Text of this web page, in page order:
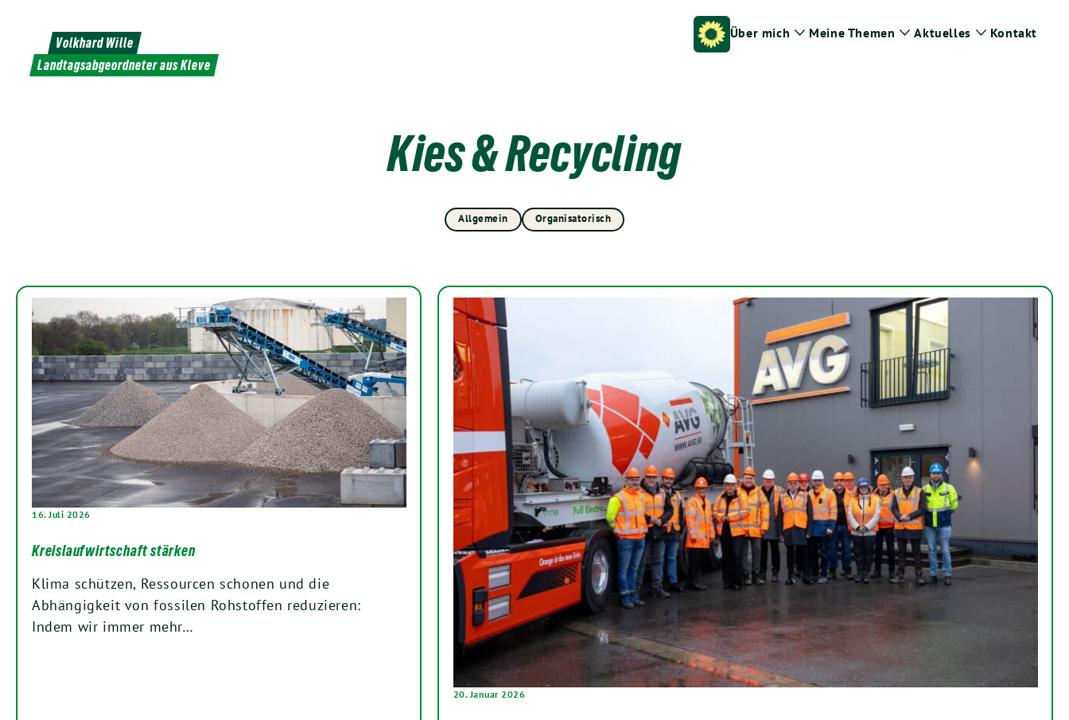
Inhalt
Volkhard Wille
Landtagsabgeordneter aus Kleve
Über mich
Zeige
Meine Themen
Zeige
Aktuelles Zeige
Kontakt
Kies & Recycling
Allgemein Organisatorisch
16. Juli 2026
Kreislaufwirtschaft stärken
Klima schützen, Ressourcen schonen und die
Abhängigkeit von fossilen Rohstoffen reduzieren:
Indem wir immer mehr…
20. Januar 2026